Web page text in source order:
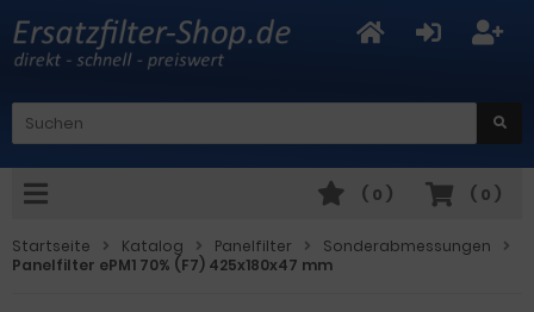
( 0 )
( 0 )
Startseite Katalog Panelfilter
Sonderabmessungen
Panelfilter ePM1 70% (F7) 425x180x47 mm